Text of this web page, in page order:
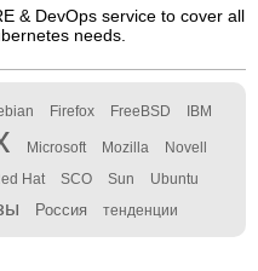
& DevOps service to cover all
needs.
Firefox FreeBSD IBM
Microsoft Mozilla Novell
Hat SCO Sun Ubuntu
Россия тенденции